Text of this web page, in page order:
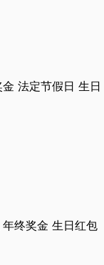
法定节假日 生日
年终奖金 生日红包